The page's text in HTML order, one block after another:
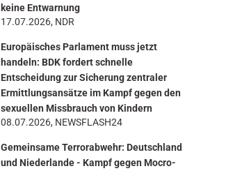
keine Entwarnung
17.07.2026, NDR
Europäisches Parlament muss jetzt
handeln: BDK fordert schnelle
Entscheidung zur Sicherung zentraler
Ermittlungsansätze im Kampf gegen den
sexuellen Missbrauch von Kindern
08.07.2026, NEWSFLASH24
Gemeinsame Terrorabwehr: Deutschland
und Niederlande - Kampf gegen Mocro-